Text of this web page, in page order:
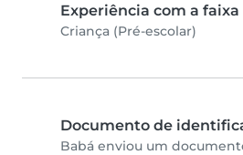
Experiência com a
Criança (Pré-escolar)
Documento de
Babá enviou um